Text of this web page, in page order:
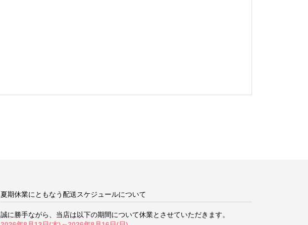
夏期休業にともなう配送スケジュールについて
誠に勝手ながら、当店は以下の期間について休業とさせていただきます。